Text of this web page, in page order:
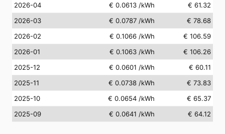
2026-04
€ 0.0613 /kWh
€ 61.32
2026-03
€ 0.0787 /kWh
€ 78.68
2026-02
€ 0.1066 /kWh
€ 106.59
2026-01
€ 0.1063 /kWh
€ 106.26
2025-12
€ 0.0601 /kWh
€ 60.11
2025-11
€ 0.0738 /kWh
€ 73.83
2025-10
€ 0.0654 /kWh
€ 65.37
2025-09
€ 0.0641 /kWh € 64.12